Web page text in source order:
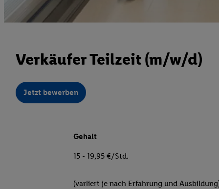
Verkäufer Teilzeit (m/w/d)
Jetzt bewerben
Gehalt
15 - 19,95 €/Std.
(variiert je nach Erfahrung und